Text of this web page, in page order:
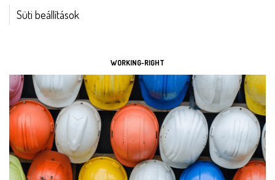
ESZKÖZÖK
Süti beállítások
WORKING-RIGHT